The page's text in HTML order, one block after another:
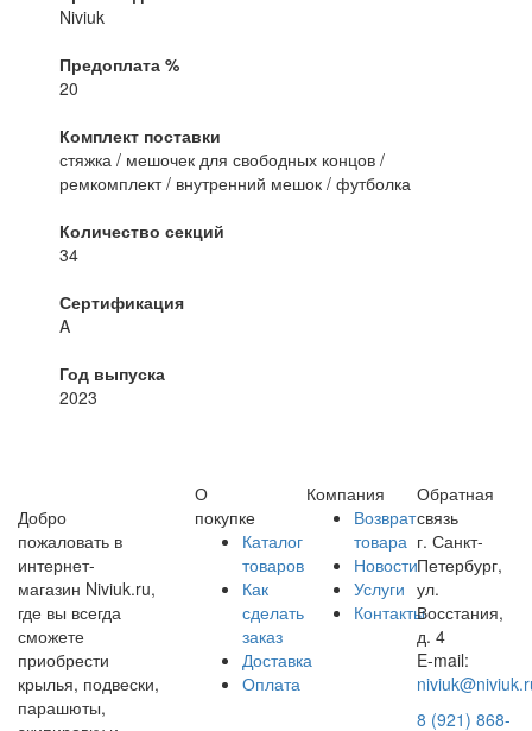
Niviuk
Предоплата %
20
Комплект поставки
стяжка / мешочек для свободных концов /
ремкомплект / внутренний мешок / футболка
Количество секций
34
Сертификация
A
Год выпуска
2023
Добро
пожаловать в
интернет-
магазин Niviuk.ru,
где вы всегда
сможете
приобрести
крылья, подвески,
парашюты,
О
покупке
Каталог
товаров
Как
сделать
заказ
Доставка
Оплата
Компания
Возврат
товара
Новости
Услуги
Контакты
Обратная
связь
г. Санкт-
Петербург,
ул.
Восстания,
д. 4
E-mail:
8 (921) 868-